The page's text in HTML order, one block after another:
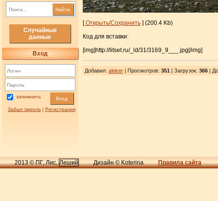
Найти
Случайные
данные
Вход
запомнить Вход
Забыл пароль| Регистрация
[Открыть/Сохранить] (200.4 Kb)
Код для вставки:
[img]http://litset.ru/_ld/31/3169_9___.jpg[/img]
Добавил: aleker| Просмотров: 351| Загрузок: 366|
2013 © ПГ, Лис,Леший Дизайн © Koterina Правила сайта